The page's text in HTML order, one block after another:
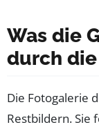
Was die
durch
Die Fotogalerie
Restbildern. Sie